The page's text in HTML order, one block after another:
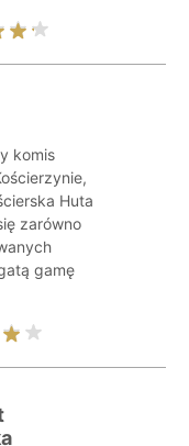
komis
Huta
zarówno
gamę